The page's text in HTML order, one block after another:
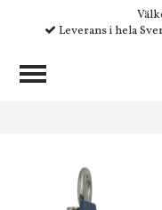
Leverans i hela